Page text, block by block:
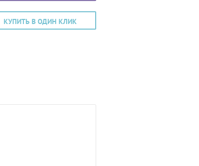
КУПИТЬ В ОДИН КЛИК